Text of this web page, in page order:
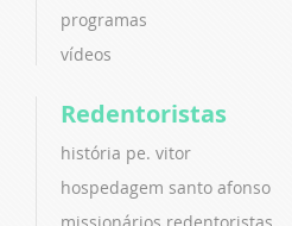
programas
vídeos
Redentoristas
história pe. vitor
hospedagem santo afonso